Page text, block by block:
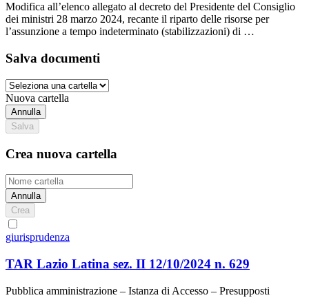
Modifica all’elenco allegato al decreto del Presidente del Consiglio
dei ministri 28 marzo 2024, recante il riparto delle risorse per
l’assunzione a tempo indeterminato (stabilizzazioni) di …
Salva documenti
Nuova cartella
Annulla
Salva
Crea nuova cartella
Annulla
Crea
giurisprudenza
TAR Lazio Latina sez. II 12/10/2024 n. 629
Pubblica amministrazione – Istanza di Accesso – Presupposti